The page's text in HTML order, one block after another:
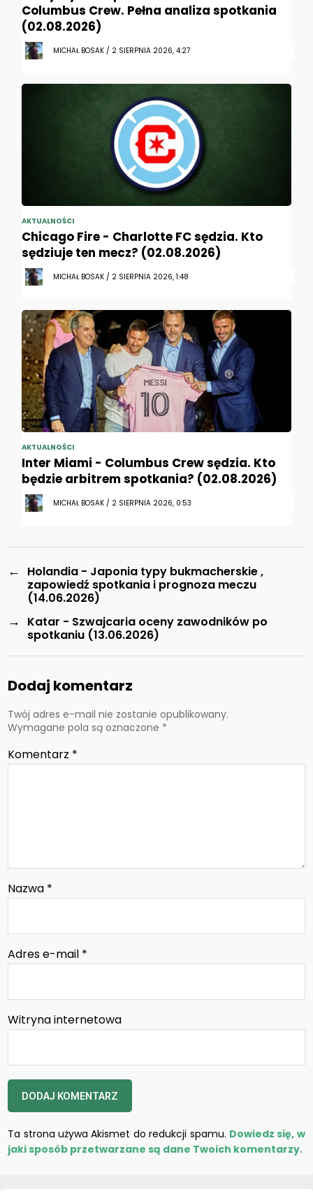
Columbus Crew. Pełna analiza spotkania
(02.08.2026)
MICHAŁ BOSAK / 2 SIERPNIA 2026, 4:27
AKTUALNOŚCI
Chicago Fire - Charlotte FC sędzia. Kto
sędziuje ten mecz? (02.08.2026)
MICHAŁ BOSAK / 2 SIERPNIA 2026, 1:48
AKTUALNOŚCI
Inter Miami - Columbus Crew sędzia. Kto
będzie arbitrem spotkania? (02.08.2026)
MICHAŁ BOSAK / 2 SIERPNIA 2026, 0:53
←
Holandia - Japonia typy bukmacherskie ,
zapowiedź spotkania i prognoza meczu
(14.06.2026)
→
Katar - Szwajcaria oceny zawodników po
spotkaniu (13.06.2026)
Dodaj komentarz
Twój adres e-mail nie zostanie opublikowany.
Wymagane pola są oznaczone *
Komentarz *
Nazwa *
Adres e-mail *
Witryna internetowa
Ta strona używa Akismet do redukcji spamu. Dowiedz się, w
jaki sposób przetwarzane są dane Twoich komentarzy.